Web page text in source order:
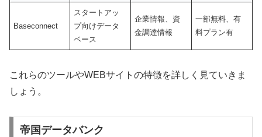
Baseconnect
スタートアッ
プ向けデータ
ベース
企業情報、資
金調達情報
一部無料、有
料プラン有
これらのツールやWEBサイトの特徴を詳しく見ていきま
しょう。
帝国データバンク